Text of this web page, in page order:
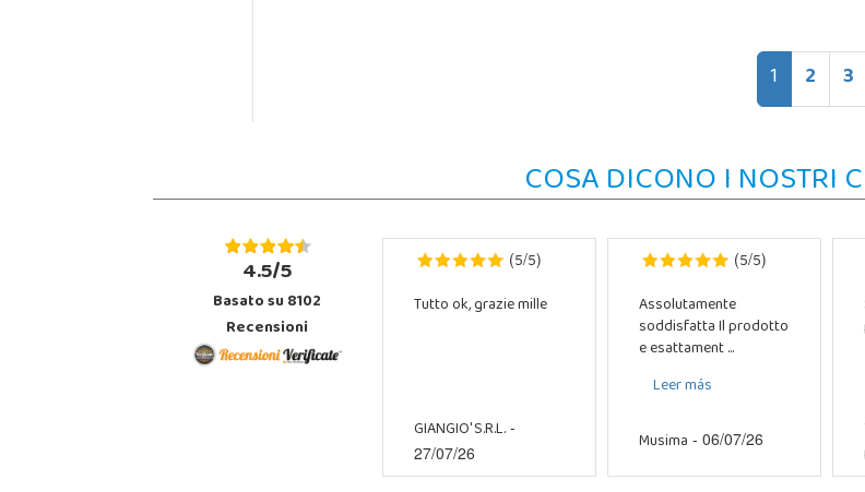
1 2 3
COSA DICONO I NOSTRI
4.5/5
Basato su 8102
Recensioni
(5/5)
Tutto ok, grazie mille
GIANGIO' S.R.L.-
27/07/26
(5/5)
Assolutamente
soddisfatta Il prodotto
e esattament ...
Leer más
Musima - 06/07/26